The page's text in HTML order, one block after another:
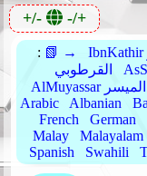
+/- -/+
: 📗 →
القرطوبي
AlMuyassar الميسر
Arabic
Albanian
French
German
Malay
Malayalam
Spanish
Swahili